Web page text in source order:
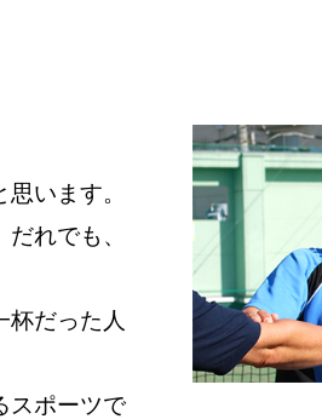
います。
れでも、
杯だった人
スポーツで